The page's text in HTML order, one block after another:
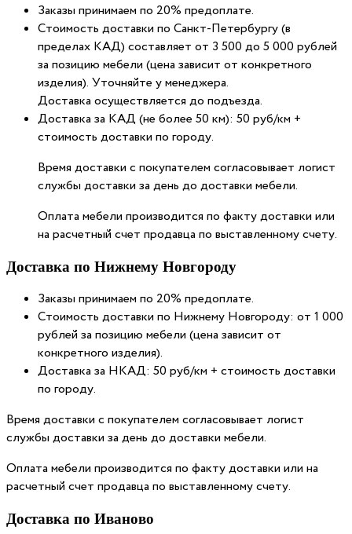
Заказы принимаем по 20% предоплате.
Стоимость доставки по Санкт-Петербургу (в
пределах КАД) составляет от 3 500 до 5 000 рублей
за позицию мебели (цена зависит от конкретного
изделия). Уточняйте у менеджера.
Доставка осуществляется до подъезда.
Доставка за КАД (не более 50 км): 50 руб/км +
стоимость доставки по городу.
Время доставки с покупателем согласовывает логист
службы доставки за день до доставки мебели.
Оплата мебели производится по факту доставки или
на расчетный счет продавца по выставленному счету.
Доставка по Нижнему Новгороду
Заказы принимаем по 20% предоплате.
Стоимость доставки по Нижнему Новгороду: от 1 000
рублей за позицию мебели (цена зависит от
конкретного изделия).
Доставка за НКАД: 50 руб/км + стоимость доставки
по городу.
Время доставки с покупателем согласовывает логист
службы доставки за день до доставки мебели.
Оплата мебели производится по факту доставки или на
расчетный счет продавца по выставленному счету.
Доставка по Иваново